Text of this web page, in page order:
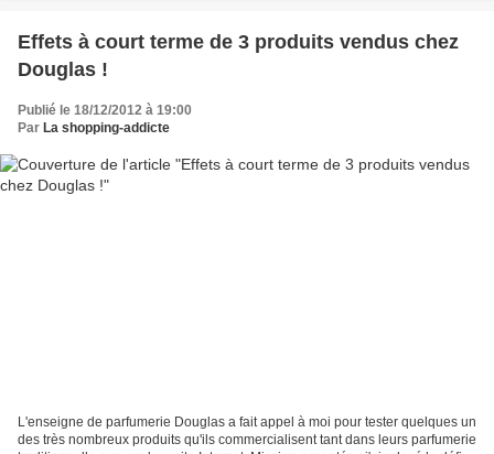
Effets à court terme de 3 produits vendus chez
Douglas !
Publié le 18/12/2012 à 19:00
Par La shopping-addicte
L'enseigne de parfumerie Douglas a fait appel à moi pour tester quelques un
des très nombreux produits qu'ils commercialisent tant dans leurs parfumerie